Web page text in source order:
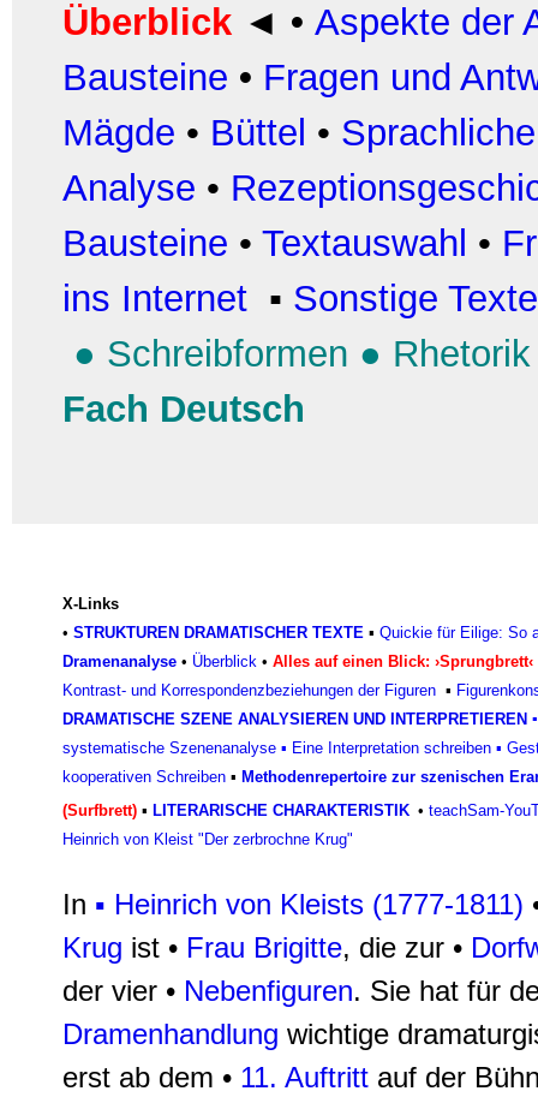
Überblick ◄ • Aspekte der
Bausteine • Fragen und
Mägde • Büttel •
Analyse •
Bausteine • Textauswahl •
ins Internet ▪ Sonstige Texte
● Schreibformen ● Rhetorik
Fach Deutsch
X-Links
• STRUKTUREN DRAMATISCHER TEXTE ▪ Quickie für Eilige: So
Dramenanalyse • Überblick • Alles auf einen Blick: ›Sprungbrett‹
Kontrast- und Korrespondenzbeziehungen der Figuren ▪
DRAMATISCHE SZENE ANALYSIEREN UND INTERPRETIEREN ▪
systematische Szenenanalyse ▪ Eine Interpretation schreiben ▪
kooperativen Schreiben ▪ Methodenrepertoire zur szenischen
(Surfbrett) ▪ LITERARISCHE CHARAKTERISTIK • teachSam-
Heinrich von Kleist "Der zerbrochne Krug"
In ▪ Heinrich von Kleists (1777-1811)
Krug ist • Frau Brigitte, die zur •
der vier • Nebenfiguren. Sie hat für
Dramenhandlung wichtige
erst ab dem • 11. Auftritt auf der